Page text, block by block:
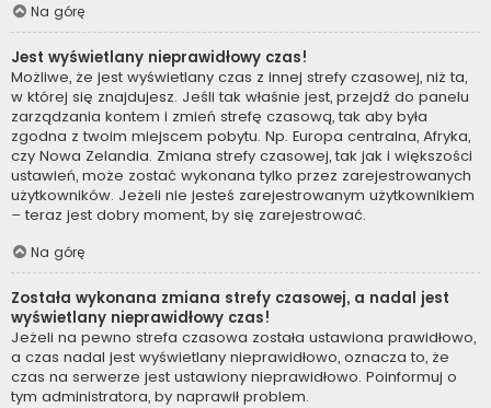
Na górę
Jest wyświetlany nieprawidłowy czas!
Możliwe, że jest wyświetlany czas z innej strefy czasowej, niż ta,
w której się znajdujesz. Jeśli tak właśnie jest, przejdź do panelu
zarządzania kontem i zmień strefę czasową, tak aby była
zgodna z twoim miejscem pobytu. Np. Europa centralna, Afryka,
czy Nowa Zelandia. Zmiana strefy czasowej, tak jak i większości
ustawień, może zostać wykonana tylko przez zarejestrowanych
użytkowników. Jeżeli nie jesteś zarejestrowanym użytkownikiem
– teraz jest dobry moment, by się zarejestrować.
Na górę
Została wykonana zmiana strefy czasowej, a nadal jest
wyświetlany nieprawidłowy czas!
Jeżeli na pewno strefa czasowa została ustawiona prawidłowo,
a czas nadal jest wyświetlany nieprawidłowo, oznacza to, że
czas na serwerze jest ustawiony nieprawidłowo. Poinformuj o
tym administratora, by naprawił problem.